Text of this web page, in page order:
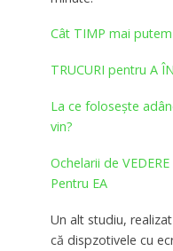
Cât TIMP mai
TRUCURI pentru A
La ce folosește
vin?
Ochelarii de
Pentru EA
Un alt studiu,
că dispzotivele cu